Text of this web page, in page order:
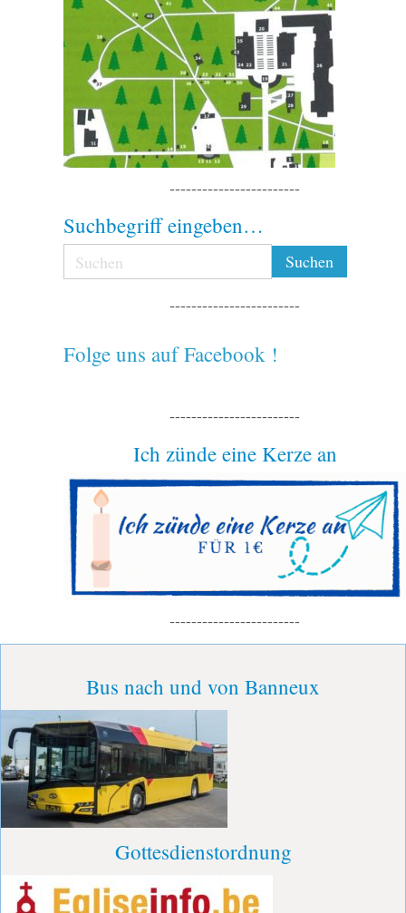
------------------------
Suchbegriff eingeben…
------------------------
Folge uns auf Facebook !
------------------------
Ich zünde eine Kerze an
------------------------
Bus nach und von Banneux
Gottesdienstordnung